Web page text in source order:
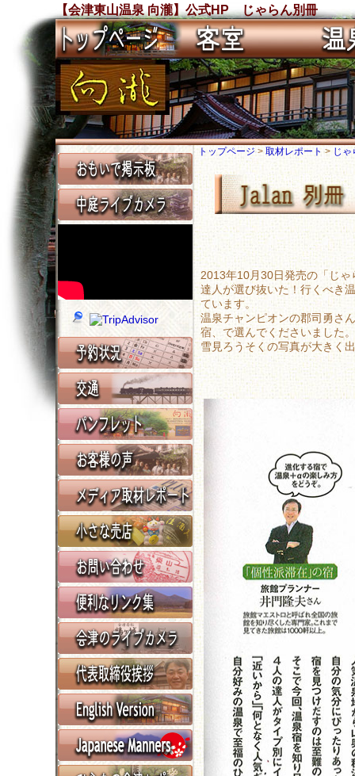
【会津東山温泉 向瀧】公式HP じゃらん別冊
トップページ> 取材レポート> じゃ
2013年10月30日発売の「じゃ
達人が選び抜いた！行くべき
ています。
温泉チャンピオンの郡司勇さ
宿、で選んでくださいました。
雪見ろうそくの写真が大きく